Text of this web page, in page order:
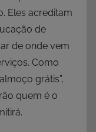
Eles acreditam
de
de onde vem
Como
grátis”,
quem é o